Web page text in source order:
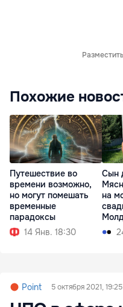
Похожие
Путешествие во
времени возможно,
но могут помешать
временные
парадоксы
14 Янв. 18:30
Сын
на
Point 5 октября 2021, 19:25